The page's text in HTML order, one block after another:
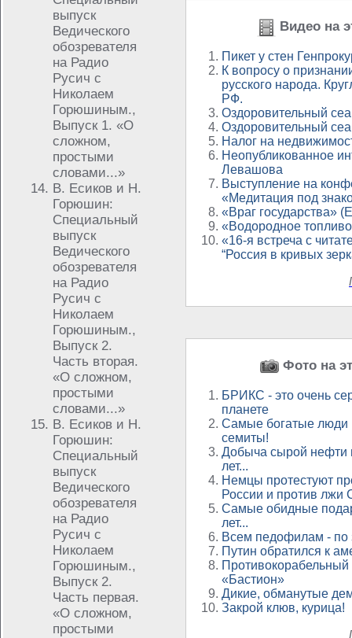
выпуск
Ведического
обозревателя
на Радио
Русич с
Николаем
Горюшиным.,
Выпуск 1. «О
сложном,
простыми
словами...»
В. Есиков и Н.
Горюшин:
Специальный
выпуск
Ведического
обозревателя
на Радио
Русич с
Николаем
Горюшиным.,
Выпуск 2.
Часть вторая.
«О сложном,
простыми
словами...»
В. Есиков и Н.
Горюшин:
Специальный
выпуск
Ведического
обозревателя
на Радио
Русич с
Николаем
Горюшиным.,
Выпуск 2.
Часть первая.
«О сложном,
простыми
Видео на
Пикет у стен
К вопросу о
русского народа.
РФ.
Оздоровительный
Оздоровительный
Налог на
Неопубликованное
Левашова
Выступление на
«Медитация под
«Враг государства»
«Водородное
«16-я встреча с
“Россия в кривых
Фото на
БРИКС - это очень
планете
Самые богатые люди
семиты!
Добыча сырой нефти
лет...
Немцы протестуют
России и против
Самые обидные
лет...
Всем педофилам - по
Путин обратился к
Противокорабельный
«Бастион»
Дикие, обманутые
Закрой клюв, курица!